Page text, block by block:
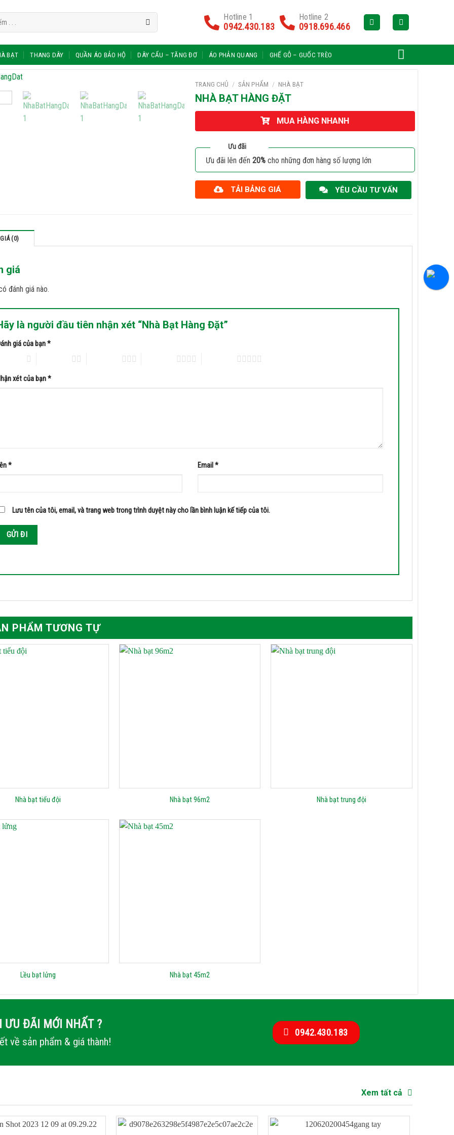
Hotline 1
0942.430.183
Hotline 2
0918.696.466
BẠT THANG DÂY QUẦN ÁO BẢO HỘ DÂY CẨU – TĂNG ĐƠ ÁO PHẢN QUANG GHẾ GỖ – GUỐC TRÈO
TRANG CHỦ / SẢN PHẨM / NHÀ BẠT
NHÀ BẠT HÀNG ĐẶT
MUA HÀNG NHANH
Ưu đãi
Ưu đãi lên đến 20%cho những đơn hàng số lượng lớn
TẢI BẢNG GIÁ YÊU CẦU TƯ VẤN
(0)
giá
đánh giá nào.
là người đầu tiên nhận xét “Nhà Bạt Hàng Đặt”
giá của bạn*
xét của bạn*
* Email *
Lưu tên của tôi, email, và trang web trong trình duyệt này cho lần bình luận kế tiếp của tôi.
PHẨM TƯƠNG TỰ
Nhà bạt tiểu đội Nhà bạt 96m2 Nhà bạt trung đội
Lều bạt lửng Nhà bạt 45m2
ĐÃI MỚI NHẤT ?
về sản phẩm & giá thành!
0942.430.183
Xem tất cả